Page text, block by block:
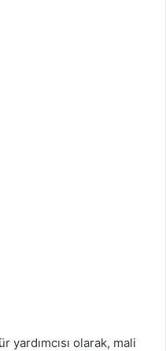
yardımcısı olarak, mali